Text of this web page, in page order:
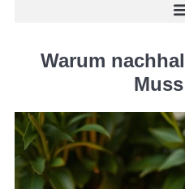
Warum